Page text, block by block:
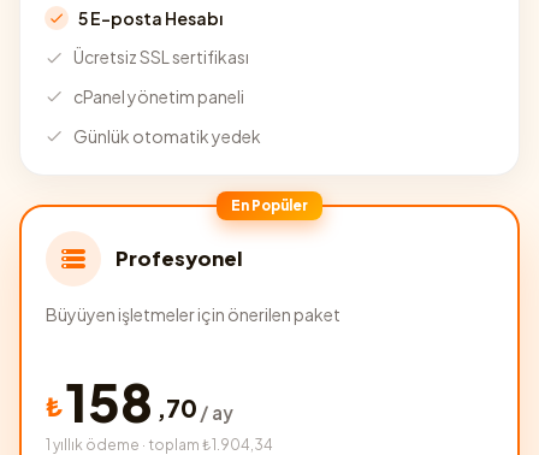
5 E-posta Hesabı
Ücretsiz SSL sertifikası
cPanel yönetim paneli
Günlük otomatik yedek
En Popüler
Profesyonel
Büyüyen işletmeler için önerilen paket
₺158 ,70 / ay
1 yıllık ödeme · toplam ₺1.904,34